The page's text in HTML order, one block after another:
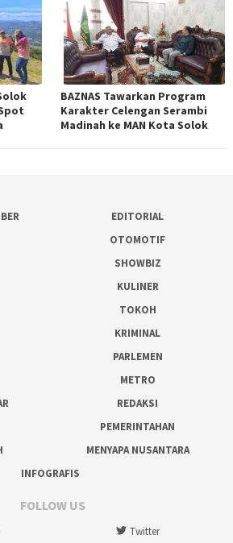
BAZNAS Tawarkan Program
Karakter Celengan Serambi
Madinah ke MAN Kota Solok
EDITORIAL
OTOMOTIF
SHOWBIZ
KULINER
TOKOH
KRIMINAL
PARLEMEN
METRO
REDAKSI
PEMERINTAHAN
MENYAPA NUSANTARA
INFOGRAFIS
FOLLOW US
Twitter